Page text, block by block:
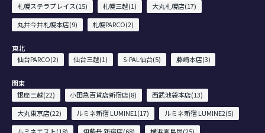
札幌ステラプレイス(15)
札幌三越(1)
大丸札幌店(17)
丸井今井札幌本店(9)
札幌PARCO(2)
東北
仙台PARCO(2)
仙台三越(1) S-PAL仙台(5) 藤崎本店(3)
関東
銀座三越(22)
小田急百貨店新宿店(8)
西武池袋本店(13)
大丸東京店(22)
ルミネ新宿 LUMINE1(17)
ルミネ新宿 LUMINE2(5)